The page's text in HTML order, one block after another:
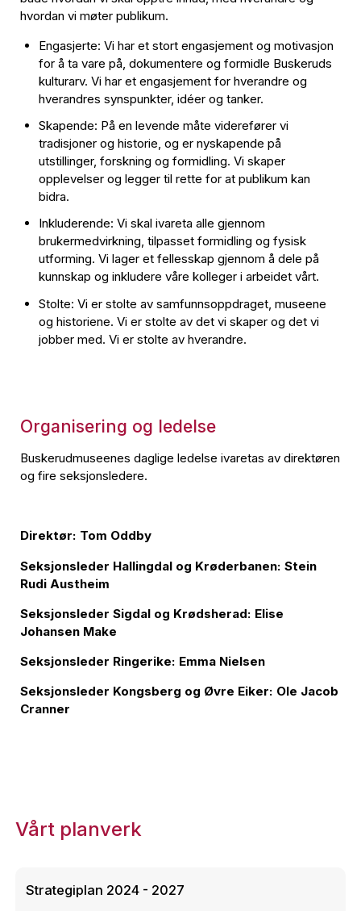
hvordan vi møter publikum.
Engasjerte: Vi har et stort engasjement og motivasjon
for å ta vare på, dokumentere og formidle Buskeruds
kulturarv. Vi har et engasjement for hverandre og
hverandres synspunkter, idéer og tanker.
Skapende: På en levende måte viderefører vi
tradisjoner og historie, og er nyskapende på
utstillinger, forskning og formidling. Vi skaper
opplevelser og legger til rette for at publikum kan
bidra.
Inkluderende: Vi skal ivareta alle gjennom
brukermedvirkning, tilpasset formidling og fysisk
utforming. Vi lager et fellesskap gjennom å dele på
kunnskap og inkludere våre kolleger i arbeidet vårt.
Stolte: Vi er stolte av samfunnsoppdraget, museene
og historiene. Vi er stolte av det vi skaper og det vi
jobber med. Vi er stolte av hverandre.
Organisering og ledelse
Buskerudmuseenes daglige ledelse ivaretas av direktøren
og fire seksjonsledere.
Direktør: Tom Oddby
Seksjonsleder Hallingdal og Krøderbanen: Stein
Rudi Austheim
Seksjonsleder Sigdal og Krødsherad: Elise
Johansen Make
Seksjonsleder Ringerike: Emma Nielsen
Seksjonsleder Kongsberg og Øvre Eiker: Ole Jacob
Cranner
Vårt planverk
Strategiplan 2024 - 2027